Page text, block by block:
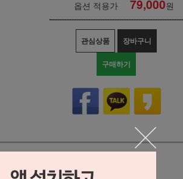
옵션 적용가 79,000원
관심상품 장바구니
구매하기
상세정보 새창 열기